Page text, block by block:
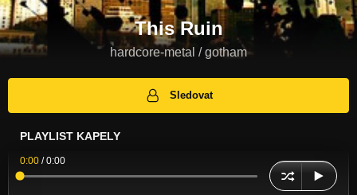
This Ruin
hardcore-metal / gotham
Sledovat
PLAYLIST KAPELY
0:00 /0:00